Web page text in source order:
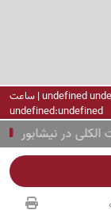
undefined undefined undefined undefined | ساعت
undefined:undefined
در نیشابور